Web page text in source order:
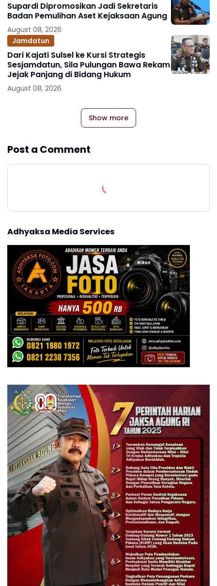
Supardi Dipromosikan Jadi Sekretaris
Badan Pemulihan Aset Kejaksaan Agung
August 08, 2026
Jamdatun
Dari Kajati Sulsel ke Kursi Strategis
Sesjamdatun, Sila Pulungan Bawa Rekam
Jejak Panjang di Bidang Hukum
August 08, 2026
Show more
Post a Comment
Adhyaksa Media Services